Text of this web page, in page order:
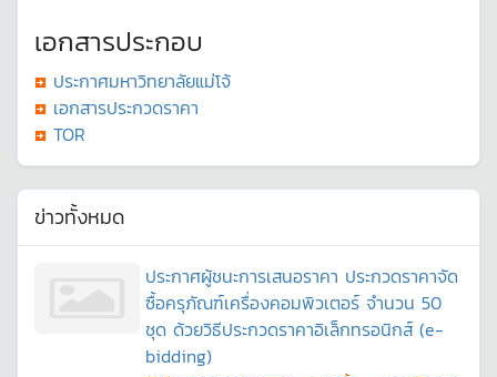
เอกสารประกอบ
ประกาศมหาวิทยาลัยแม่โจ้
เอกสารประกวดราคา
TOR
ข่าวทั้งหมด
ประกาศผู้ชนะการเสนอราคา ประกวดราคาจัด
ซื้อครุภัณฑ์เครื่องคอมพิวเตอร์ จำนวน 50
ชุด ด้วยวิธีประกวดราคาอิเล็กทรอนิกส์ (e-
bidding)